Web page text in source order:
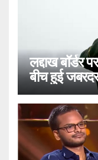
लद्दाख बॉर्डर
बीच हुई